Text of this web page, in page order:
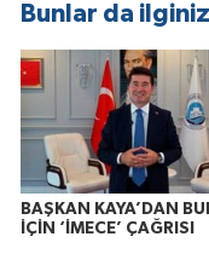
Bunlar da
BAŞKAN KAYA’DAN
İÇİN ‘İMECE’ ÇAĞRISI